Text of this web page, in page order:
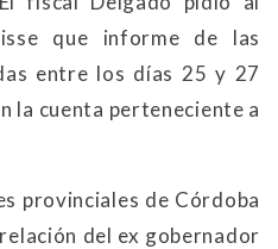
que informe de las
entre los días 25 y 27
la cuenta perteneciente a
provinciales de Córdoba
del ex gobernador